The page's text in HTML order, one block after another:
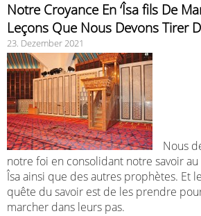
Notre Croyance En ‘Îsa fils De
Leçons Que Nous Devons Tirer
23. Dezember 2021
Nous
notre foi en consolidant notre savoir
Îsa ainsi que des autres prophètes. Et
quête du savoir est de les prendre
marcher dans leurs pas.